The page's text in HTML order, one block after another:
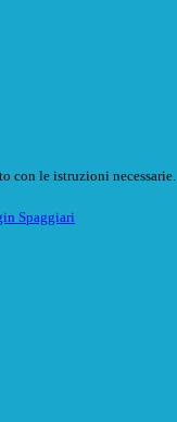
con le istruzioni necessarie.
Spaggiari